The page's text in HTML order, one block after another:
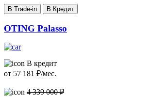
В Trade-in В Кредит
OTING Palasso
В кредит
от 57 181 ₽/мес.
4 339 000 ₽